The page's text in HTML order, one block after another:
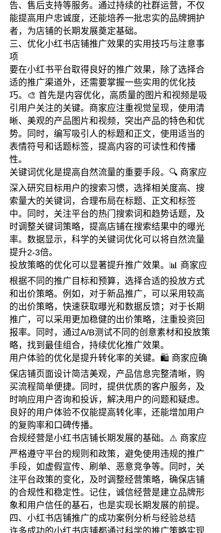
告、售后支持等服务。通过持续的社群运营，不仅
能提高用户忠诚度，还能培养一批忠实的品牌拥护
者，为店铺的长期发展奠定基础。
三、优化小红书店铺推广效果的实用技巧与注意事
项
要在小红书平台取得良好的推广效果，除了选择合
适的推广渠道外，还需要掌握一些实用的优化技
巧。🎨 首先是内容优化，高质量的图片和视频是吸
引用户关注的关键。商家应注重视觉呈现，使用清
晰、美观的产品图片和视频，突出产品的特色和优
势。同时，编写吸引人的标题和正文，使用适当的
表情符号和话题标签，提高内容的可读性和传播
性。
关键词优化是提高自然流量的重要手段。🔍 商家应
深入研究目标用户的搜索习惯，选择相关度高、搜
索量大的关键词，合理布局在标题、正文和标签
中。同时，关注平台的热门搜索词和趋势话题，及
时调整关键词策略，提高店铺在搜索结果中的曝光
率。数据显示，科学的关键词优化可以将自然流量
提升2-3倍。
投放策略的优化可以显著提升推广效果。📊 商家应
根据不同的推广目标和预算，选择合适的投放方式
和出价策略。例如，对于新品推广，可以采用较高
的出价策略，快速获取曝光和数据反馈；对于长期
推广，可以采用更加稳健的出价策略，注重投资回
报率。同时，通过A/B测试不同的创意素材和投放策
略，找到最佳组合，持续优化推广效果。
用户体验的优化是提升转化率的关键。🛍️ 商家应确
保店铺页面设计简洁美观，产品信息完整清晰，购
买流程简单便捷。同时，提供优质的客户服务，及
时响应用户咨询和投诉，解决用户的问题和疑虑。
良好的用户体验不仅能提高转化率，还能增加用户
的复购率和口碑传播。
合规经营是小红书店铺长期发展的基础。⚠️ 商家应
严格遵守平台的规则和政策，避免使用违规的推广
手段，如虚假宣传、刷单、恶意竞争等。同时，关
注平台政策的变化，及时调整经营策略，确保店铺
的合规性和稳定性。记住，诚信经营是建立品牌形
象和用户信任的基石，也是实现长期发展的前提。
四、小红书店铺推广的成功案例分析与经验总结
许多成功的小红书店铺都通过科学的推广策略实现